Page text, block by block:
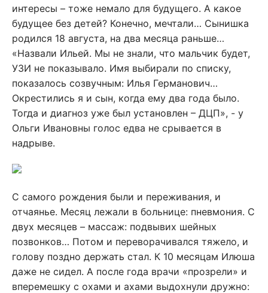
интересы – тоже немало для будущего. А какое
будущее без детей? Конечно, мечтали… Сынишка
родился 18 августа, на два месяца раньше…
«Назвали Ильей. Мы не знали, что мальчик будет,
УЗИ не показывало. Имя выбирали по списку,
показалось созвучным: Илья Германович…
Окрестились я и сын, когда ему два года было.
Тогда и диагноз уже был установлен – ДЦП», - у
Ольги Ивановны голос едва не срывается в
надрыве.
С самого рождения были и переживания, и
отчаянье. Месяц лежали в больнице: пневмония. С
двух месяцев – массаж: подвывих шейных
позвонков… Потом и переворачивался тяжело, и
голову поздно держать стал. К 10 месяцам Илюша
даже не сидел. А после года врачи «прозрели» и
вперемешку с охами и ахами выдохнули дружно: